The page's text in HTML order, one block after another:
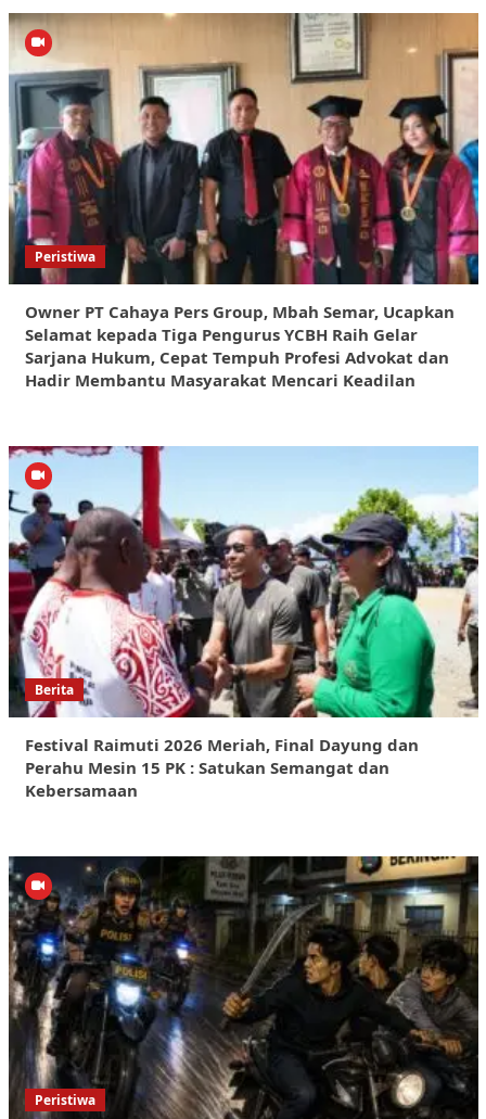
Peristiwa
Owner PT Cahaya Pers Group, Mbah Semar, Ucapkan
Selamat kepada Tiga Pengurus YCBH Raih Gelar
Sarjana Hukum, Cepat Tempuh Profesi Advokat dan
Hadir Membantu Masyarakat Mencari Keadilan
Berita
Festival Raimuti 2026 Meriah, Final Dayung dan
Perahu Mesin 15 PK : Satukan Semangat dan
Kebersamaan
Peristiwa